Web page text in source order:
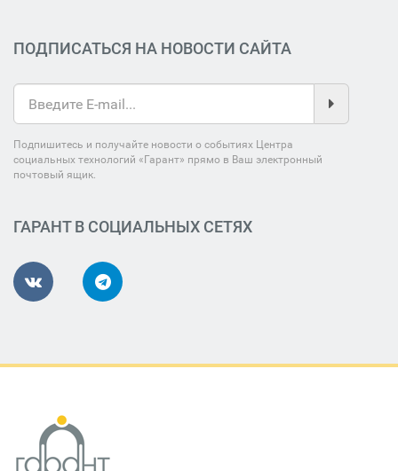
ПОДПИСАТЬСЯ НА НОВОСТИ САЙТА
Подпишитесь и получайте новости о событиях Центра
социальных технологий «Гарант» прямо в Ваш электронный
почтовый ящик.
ГАРАНТ В СОЦИАЛЬНЫХ СЕТЯХ